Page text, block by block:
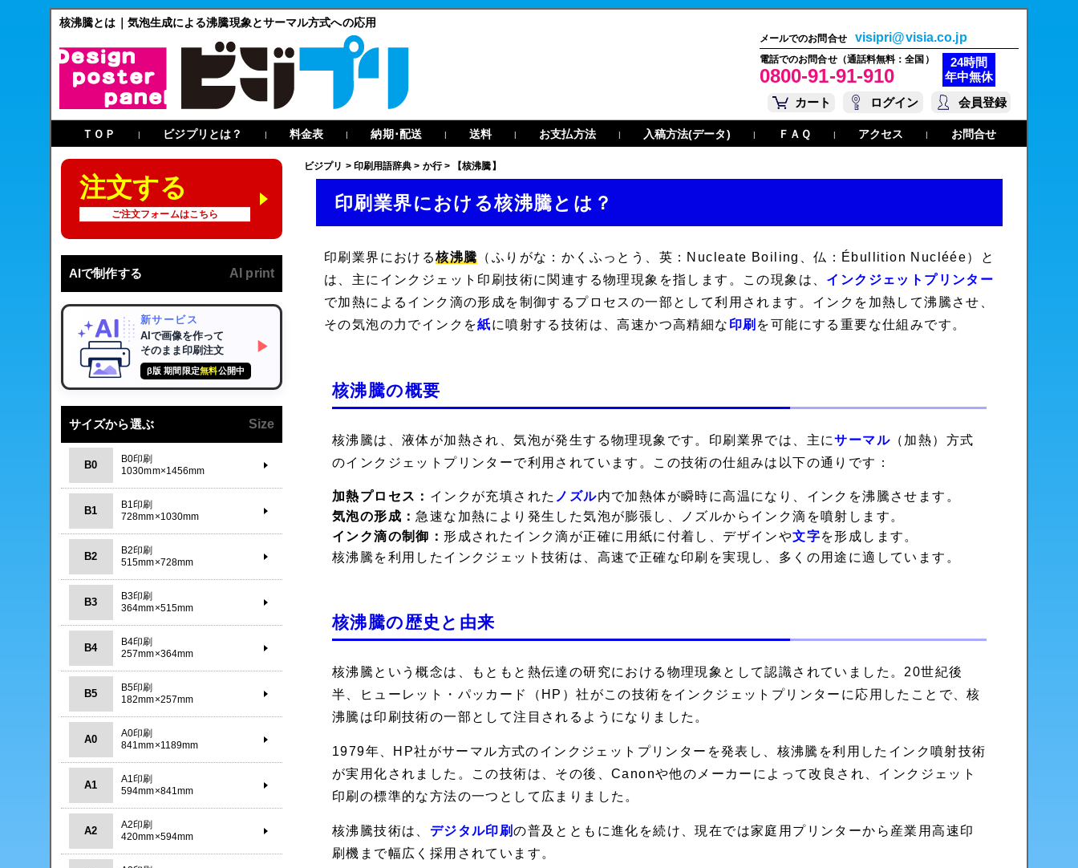
核沸騰とは｜気泡生成による沸騰現象とサーマル方式への応用
メールでのお問合せ visipri@visia.co.jp
電話でのお問合せ（通話料無料：全国）
0800-91-91-910
24時間
年中無休
カート
ログイン 会員登録
ＴＯＰ | ビジプリとは？ | 料金表 | 納期･配送 | 送料 | お支払方法 | 入稿方法(データ) | ＦＡＱ | アクセス | お問合せ
ビジプリ > 印刷用語辞典 > か行> 【核沸騰】
印刷業界における核沸騰とは？
印刷業界における核沸騰 （ふりがな：かくふっとう、英：Nucleate Boiling、仏：Ébullition Nucléée）と
は、主にインクジェット印刷技術に関連する物理現象を指します。この現象は、 インクジェットプリンター
で加熱によるインク滴の形成を制御するプロセスの一部として利用されます。インクを加熱して沸騰させ、
その気泡の力でインクを紙に噴射する技術は、高速かつ高精細な 印刷 を可能にする重要な仕組みです。
核沸騰の概要
核沸騰は、液体が加熱され、気泡が発生する物理現象です。印刷業界では、主にサーマル （加熱）方式
のインクジェットプリンターで利用されています。この技術の仕組みは以下の通りです：
加熱プロセス： インクが充填された ノズル内で加熱体が瞬時に高温になり、インクを沸騰させます。
気泡の形成： 急速な加熱により発生した気泡が膨張し、ノズルからインク滴を噴射します。
インク滴の制御：形成されたインク滴が正確に用紙に付着し、デザインや文字を形成します。
核沸騰を利用したインクジェット技術は、高速で正確な印刷を実現し、多くの用途に適しています。
核沸騰の歴史と由来
核沸騰という概念は、もともと熱伝達の研究における物理現象として認識されていました。20世紀後
半、ヒューレット・パッカード（HP）社がこの技術をインクジェットプリンターに応用したことで、核
沸騰は印刷技術の一部として注目されるようになりました。
1979年、HP社がサーマル方式のインクジェットプリンターを発表し、核沸騰を利用したインク噴射技術
が実用化されました。この技術は、その後、Canonや他のメーカーによって改良され、インクジェット
印刷の標準的な方法の一つとして広まりました。
核沸騰技術は、 デジタル印刷の普及とともに進化を続け、現在では家庭用プリンターから産業用高速印
刷機まで幅広く採用されています。
注文する
ご注文フォームはこちら
AIで制作する AI print
新サービス
AIで画像を作って
そのまま印刷注文
β版 期間限定無料公開中
▶
サイズから選ぶ Size
B0
B0印刷
1030mm×1456mm
B1
B1印刷
728mm×1030mm
B2
B2印刷
515mm×728mm
B3
B3印刷
364mm×515mm
B4
B4印刷
257mm×364mm
B5
B5印刷
182mm×257mm
A0
A0印刷
841mm×1189mm
A1
A1印刷
594mm×841mm
A2
A2印刷
420mm×594mm